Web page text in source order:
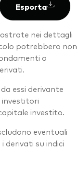
Esporta
nei dettagli
potrebbero non
o
essi derivante
investitori
investito.
eventuali
derivati su indici